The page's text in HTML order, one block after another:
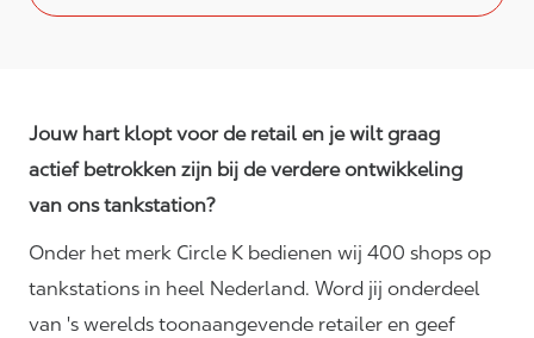
Jouw hart klopt voor de retail en je wilt graag
actief betrokken zijn bij de verdere ontwikkeling
van ons tankstation?
Onder het merk Circle K bedienen wij 400 shops op
tankstations in heel Nederland. Word jij onderdeel
van 's werelds toonaangevende retailer en geef